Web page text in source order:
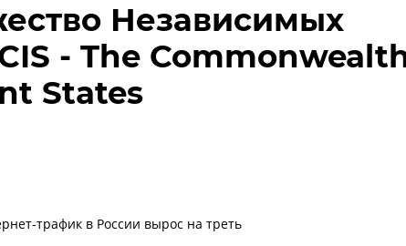
Независимых
- The
States
трафик в России вырос на треть